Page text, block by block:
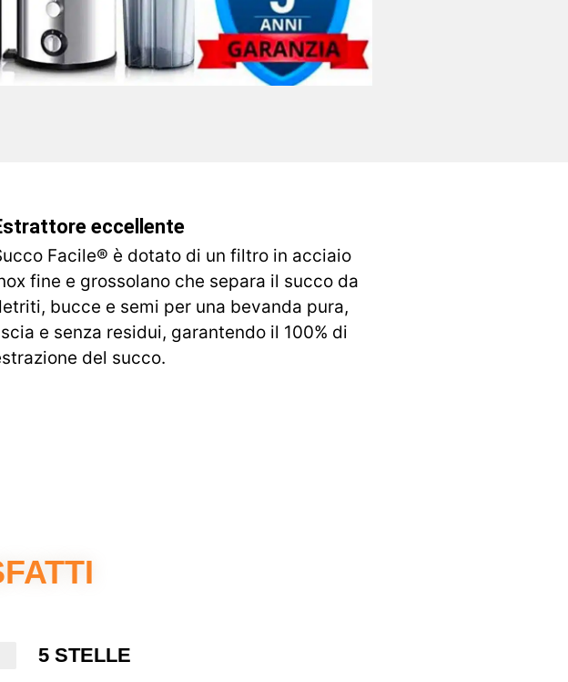
eccellente
Facile® è dotato di un filtro in acciaio
fine e grossolano che separa il succo da
bucce e semi per una bevanda pura,
e senza residui, garantendo il 100% di
del succo.
5 STELLE